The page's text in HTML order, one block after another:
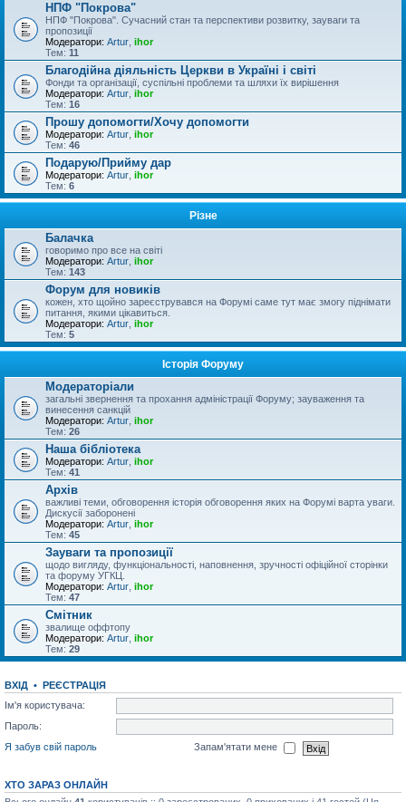
НПФ "Покрова"
НПФ "Покрова". Сучасний стан та перспективи розвитку, зауваги та
пропозиції
Модератори: Artur ihor
Тем: 11
Благодійна діяльність Церкви в Україні і світі
Фонди та організації, суспільні проблеми та шляхи їх вирішення
Модератори: Artur ihor
Тем: 16
Прошу допомогти/Хочу допомогти
Модератори: Artur ihor
Тем: 46
Подарую/Прийму дар
Модератори: Artur ihor
Тем: 6
Різне
Балачка
говоримо про все на світі
Модератори: Artur ihor
Тем: 143
Форум для новиків
кожен, хто щойно зареєструвався на Форумі саме тут має змогу піднімати
питання, якими цікавиться.
Модератори: Artur ihor
Тем: 5
Історія Форуму
Модераторіали
загальні звернення та прохання адміністрації Форуму; зауваження та
винесення санкцій
Модератори: Artur ihor
Тем: 26
Наша бібліотека
Модератори: Artur ihor
Тем: 41
Архів
важливі теми, обговорення історія обговорення яких на Форумі варта уваги.
Дискусії заборонені
Модератори: Artur ihor
Тем: 45
Зауваги та пропозиції
щодо вигляду, функціональності, наповнення, зручності офіційної сторінки
та форуму УГКЦ.
Модератори: Artur ihor
Тем: 47
Смітник
звалище оффтопу
Модератори: Artur ihor
Тем: 29
ВХІД • РЕЄСТРАЦІЯ
Ім'я користувача:
Пароль:
Я забув свій пароль
Запам'ятати мене
ХТО ЗАРАЗ ОНЛАЙН